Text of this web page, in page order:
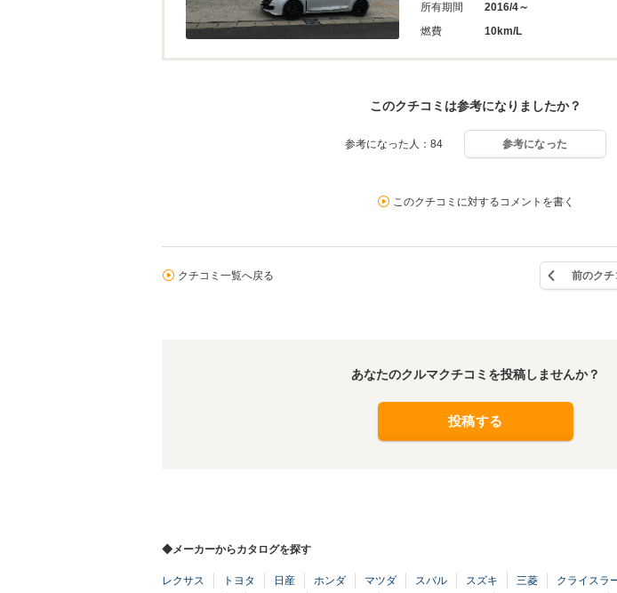
所有期間
2016/4～
燃費
10km/L
このクチコミは参考になりましたか？
参考になった人：84 参考になった
このクチコミに対するコメントを書く
クチコミ一覧へ戻る 前のクチ
あなたのクルマクチコミを投稿しませんか？
投稿する
◆メーカーからカタログを探す
レクサス トヨタ 日産 ホンダ マツダ スバル スズキ 三菱 クライスラ